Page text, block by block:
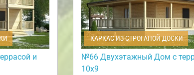
и
КАРКАС ИЗ СТРОГАНОЙ ДОСКИ
№66 Двухэтажный Дом с
10х9